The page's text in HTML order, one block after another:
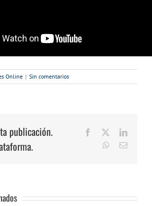
Online | Sin comentarios
publicación.
Facebook
WhatsApp
Correo